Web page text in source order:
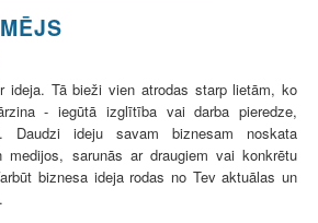
ideja. Tā bieži vien atrodas starp lietām, ko
- iegūtā izglītība vai darba pieredze,
Daudzi ideju savam biznesam noskata
medijos, sarunās ar draugiem vai konkrētu
biznesa ideja rodas no Tev aktuālas un